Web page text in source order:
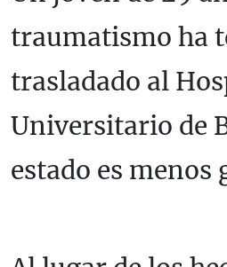
traumatismo ha
trasladado al
Universitario de
estado es menos